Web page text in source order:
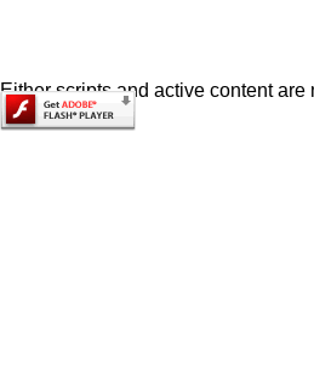
Either scripts and active content